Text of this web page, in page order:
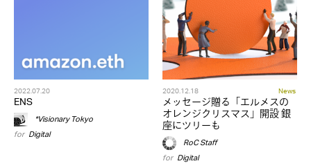
2022.07.20
ENS
*Visionary Tokyo
for Digital
2020.12.18 News
メッセージ贈る「エルメスの
オレンジクリスマス」開設 銀
座にツリーも
RoC Staff
for Digital